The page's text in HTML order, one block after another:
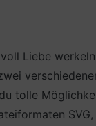
Liebe
tolle